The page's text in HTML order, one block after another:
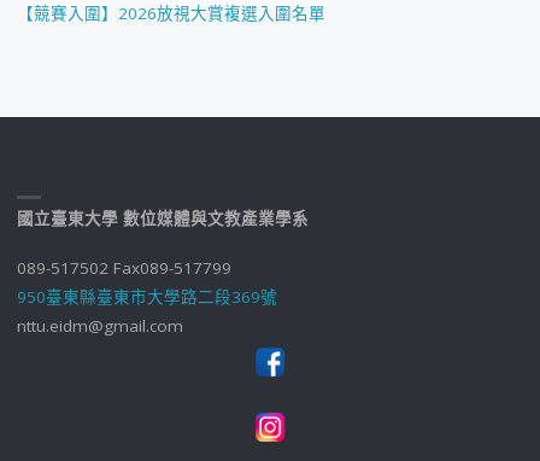
【競賽入圍】2026放視大賞複選入圍名單
國立臺東大學 數位媒體與文教產業學系
089-517502 Fax089-517799
950臺東縣臺東市大學路二段369號
nttu.eidm@gmail.com